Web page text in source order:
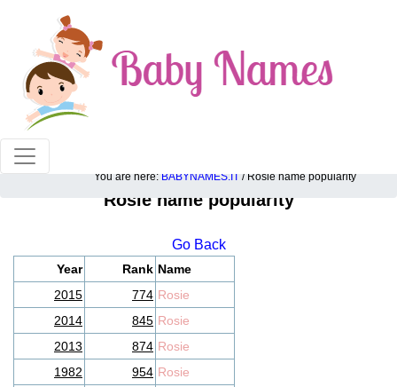
100% American popular baby names!
You are here: BABYNAMES.IT / Rosie name popularity
Rosie name popularity
Go Back
Year Rank Name
2015
774 Rosie
2014
845 Rosie
2013
874 Rosie
1982
954 Rosie